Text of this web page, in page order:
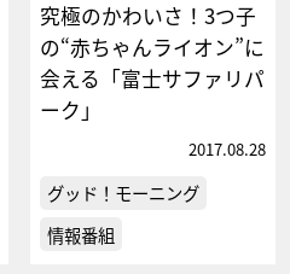
究極のかわいさ！3つ子
の“赤ちゃんライオン”に
会える「富士サファリパ
ーク」
2017.08.28
グッド！モーニング
情報番組